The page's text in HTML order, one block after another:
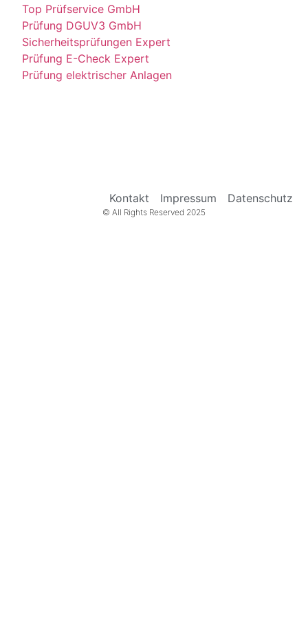
Top Prüfservice GmbH
Prüfung DGUV3 GmbH
Sicherheitsprüfungen Expert
Prüfung E-Check Expert
Prüfung elektrischer Anlagen
Kontakt Impressum Datenschutz
© All Rights Reserved 2025